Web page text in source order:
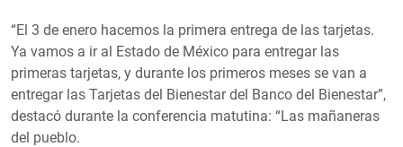
“El 3 de enero hacemos la primera entrega de las tarjetas.
Ya vamos a ir al Estado de México para entregar las
primeras tarjetas, y durante los primeros meses se van a
entregar las Tarjetas del Bienestar del Banco del Bienestar”,
destacó durante la conferencia matutina: “Las mañaneras
del pueblo.